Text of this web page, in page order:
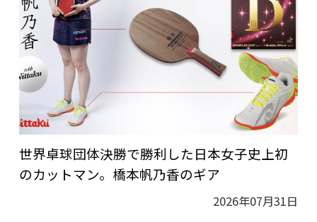
世界卓球団体決勝で勝利した日本女子史上初
のカットマン。橋本帆乃香のギア
2026年07月31日